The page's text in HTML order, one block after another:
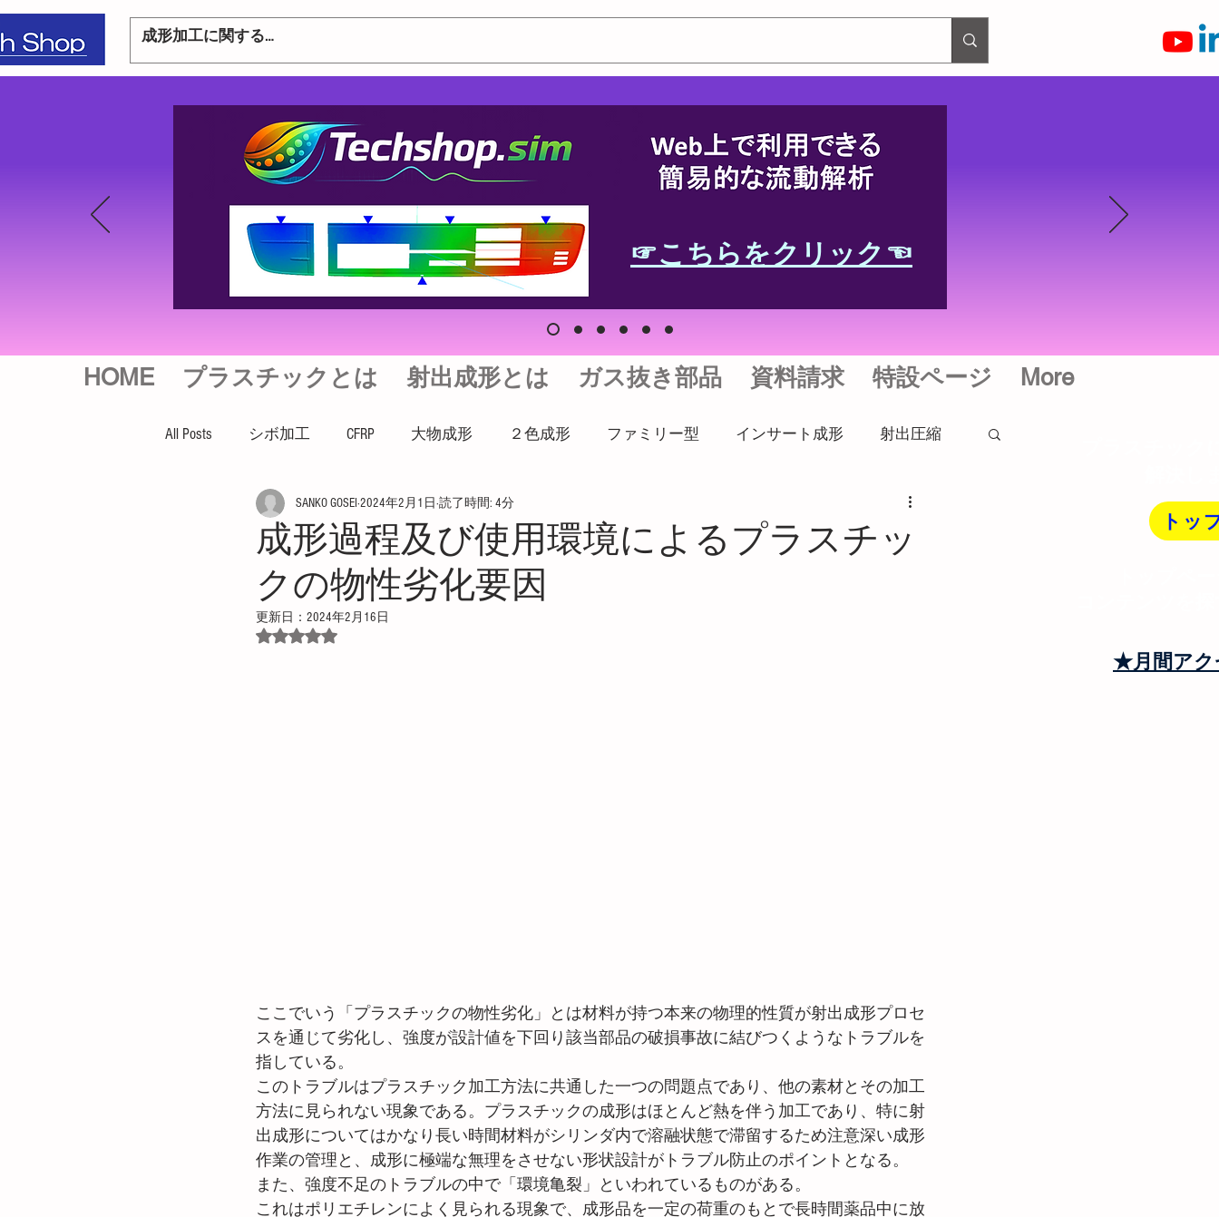
☞こちらをクリック☜
HOME プラスチックとは 射出成形とは ガス抜き部品 資料請求 特設ページ More
All Posts シボ加工 CFRP 大物成形 ２色成形 ファミリー型 インサート成形 射出圧縮
ハイサイクル 高外観成形 打ち抜き成形
ガス焼け プレッシャーマーク バリ
成形過程及び使用環境によるプラスチッ
クの物性劣化要因
SANKO GOSEI 2024年2月1日 読了時間: 4分
更新日： 2024年2月16日
5つ星のうちNaNと評価されています。
ここでいう「プラスチックの物性劣化」とは材料が持つ本来の物理的性質が射出成形プロセ
スを通じて劣化し、強度が設計値を下回り該当部品の破損事故に結びつくようなトラブルを
指している。
このトラブルはプラスチック加工方法に共通した一つの問題点であり、他の素材とその加工
方法に見られない現象である。プラスチックの成形はほとんど熱を伴う加工であり、特に射
出成形についてはかなり長い時間材料がシリンダ内で溶融状態で滞留するため注意深い成形
作業の管理と、成形に極端な無理をさせない形状設計がトラブル防止のポイントとなる。
また、強度不足のトラブルの中で「環境亀裂」といわれているものがある。
これはポリエチレンによく見られる現象で、成形品を一定の荷重のもとで長時間薬品中に放
トッ
★月間ア